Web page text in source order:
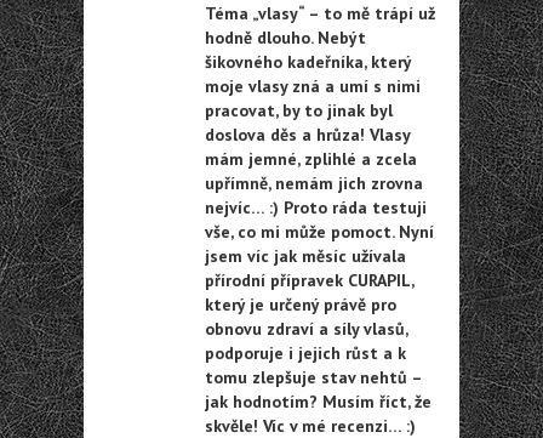
Téma „vlasy“ – to mě trápí už
hodně dlouho. Nebýt
šikovného kadeřníka, který
moje vlasy zná a umí s nimi
pracovat, by to jinak byl
doslova děs a hrůza! Vlasy
mám jemné, zplihlé a zcela
upřímně, nemám jich zrovna
nejvíc… :) Proto ráda testuji
vše, co mi může pomoct. Nyní
jsem víc jak měsíc užívala
přírodní přípravek CURAPIL,
který je určený právě pro
obnovu zdraví a síly vlasů,
podporuje i jejich růst a k
tomu zlepšuje stav nehtů –
jak hodnotím? Musím říct, že
skvěle! Víc v mé recenzi… :)